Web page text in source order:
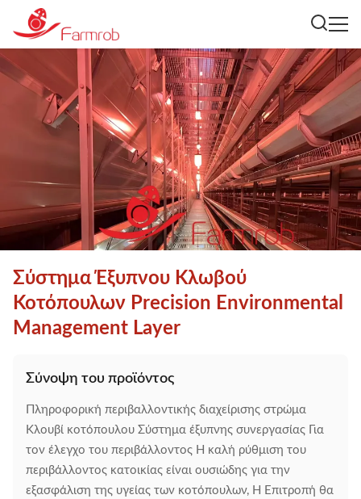
Σύστημα Έξυπνου Κλωβού
Κοτόπουλων Precision Environmental
Management Layer
Σύνοψη του προϊόντος
Πληροφορική περιβαλλοντικής διαχείρισης στρώμα
Κλουβί κοτόπουλου Σύστημα έξυπνης συνεργασίας Για
τον έλεγχο του περιβάλλοντος Η καλή ρύθμιση του
περιβάλλοντος κατοικίας είναι ουσιώδης για την
εξασφάλιση της υγείας των κοτόπουλων, Η Επιτροπή θα